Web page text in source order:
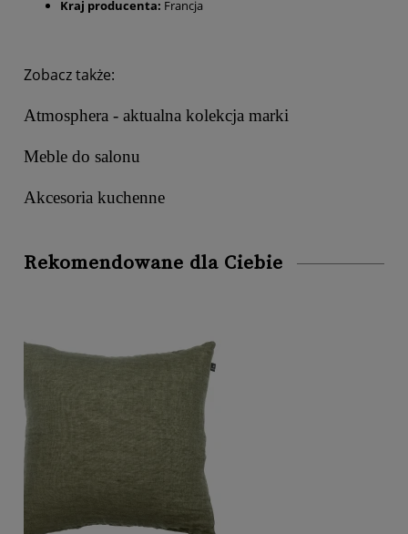
Kraj producenta: Francja
Zobacz także:
Atmosphera - aktualna kolekcja marki
Meble do salonu
Akcesoria kuchenne
Rekomendowane dla Ciebie